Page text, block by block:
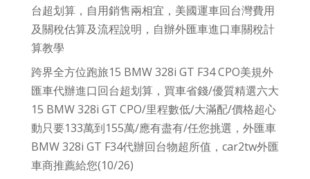
台超划算，自用銷售兩相宜，美國運車回台灣費用
及關稅估算及流程說明，自辦外匯車進口車關稅計
算教學
跨界全方位跑旅15 BMW 328i GT F34 CPO美規外
匯車代辦進口回台超划算，買車省錢/優質精選六大
15 BMW 328i GT CPO/里程數低/大滿配/價格超心
動只要133萬到155萬/應有盡有/任您挑選，外匯車
BMW 328i GT F34代辦回台物超所值，car2tw外匯
車商推薦給您(10/26)